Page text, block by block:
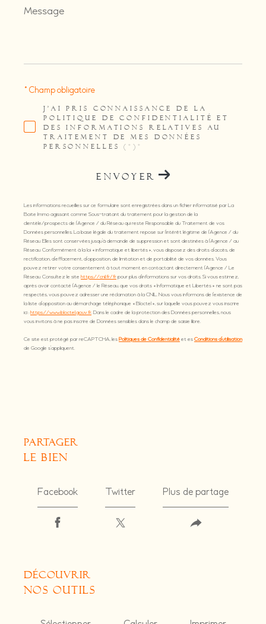
Message
*
J'AI PRIS CONNAISSANCE DE LA
POLITIQUE DE CONFIDENTIALITÉ ET
DES INFORMATIONS RELATIVES AU
TRAITEMENT DE MES DONNÉES
PERSONNELLES (*)*
* Champ obligatoire
ENVOYER
Les informations recueillies sur ce formulaire sont enregistrées dans un fichier informatisé par La
Boite Immo agissant comme Sous-traitant du traitement pour la gestion de la
clientèle/prospects de l'Agence / du Réseau qui reste Responsable du Traitement de vos
Données personnelles. La base légale du traitement repose sur l'intérêt légitime de l'Agence / du
Réseau. Elles sont conservées jusqu'à demande de suppression et sont destinées à l'Agence / au
Réseau. Conformément à la loi « informatique et libertés », vous disposez des droits d’accès, de
rectification, d’effacement, d’opposition, de limitation et de portabilité de vos données. Vous
pouvez retirer votre consentement à tout moment en contactant directement l’Agence / Le
Réseau. Consultez le site https://cnil.fr/frpour plus d’informations sur vos droits. Si vous estimez,
après avoir contacté l'Agence / le Réseau, que vos droits « Informatique et Libertés » ne sont pas
respectés, vous pouvez adresser une réclamation à la CNIL. Nous vous informons de l’existence de
la liste d'opposition au démarchage téléphonique « Bloctel », sur laquelle vous pouvez vous inscrire
ici :https://www.bloctel.gouv.fr. Dans le cadre de la protection des Données personnelles, nous
vous invitons à ne pas inscrire de Données sensibles dans le champ de saisie libre.
Ce site est protégé par reCAPTCHA, lesPolitiques de Confidentialitéet esConditions d'utilisation
de Google s'appliquent.
partager
le bien
Facebook Twitter Plus de partage
découvrir
nos outils